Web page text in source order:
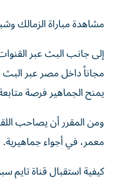
مشاهدة مباراة الزمالك
إلى جانب البث عبر
مجاناً داخل مصر عبر البث
يمنح الجماهير فرصة
ومن المقرر أن يصاحب
معمر، في أجواء جماهيرية.
كيفية استقبال قناة تايم